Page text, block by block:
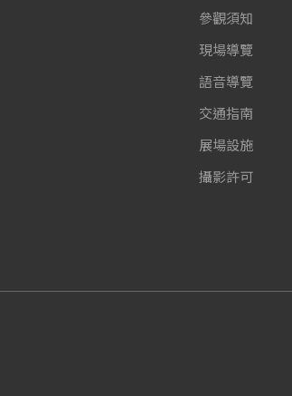
參觀須知
現場導覽
語音導覽
交通指南
展場設施
攝影許可